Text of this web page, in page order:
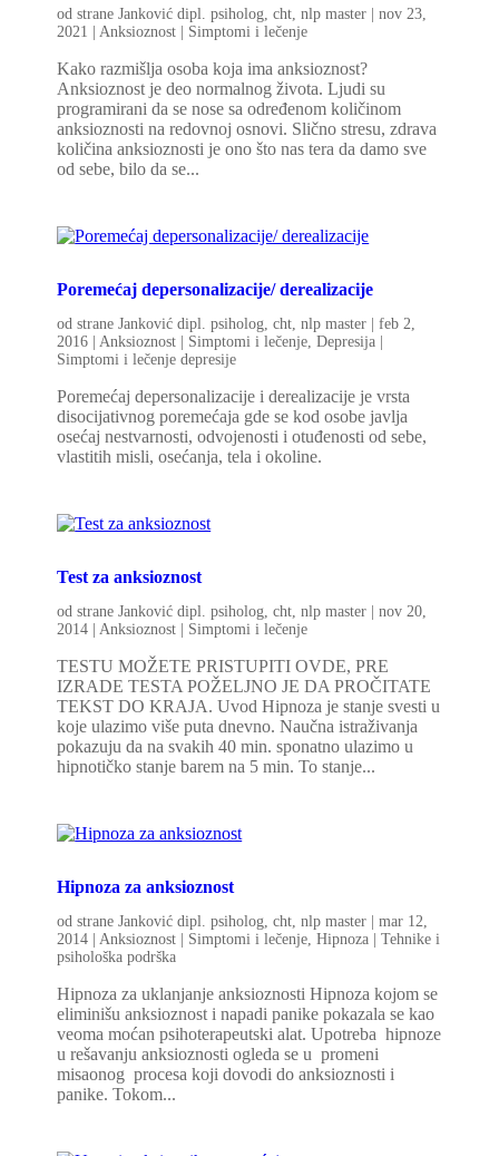
od straneJanković dipl. psiholog, cht, nlp master |nov 23,
2021
Anksioznost | Simptomi i lečenje
Kako razmišlja osoba koja ima anksioznost?
Anksioznost je deo normalnog života. Ljudi su
programirani da se nose sa određenom količinom
anksioznosti na redovnoj osnovi. Slično stresu, zdrava
količina anksioznosti je ono što nas tera da damo sve
od sebe, bilo da se...
Poremećaj depersonalizacije/ derealizacije
od straneJanković dipl. psiholog, cht, nlp master |feb 2,
2016
Anksioznost | Simptomi i lečenje ,Depresija |
Simptomi i lečenje depresije
Poremećaj depersonalizacije i derealizacije je vrsta
disocijativnog poremećaja gde se kod osobe javlja
osećaj nestvarnosti, odvojenosti i otuđenosti od sebe,
vlastitih misli, osećanja, tela i okoline.
Test za anksioznost
od straneJanković dipl. psiholog, cht, nlp master |nov 20,
2014
Anksioznost | Simptomi i lečenje
TESTU MOŽETE PRISTUPITI OVDE, PRE
IZRADE TESTA POŽELJNO JE DA PROČITATE
TEKST DO KRAJA. Uvod Hipnoza je stanje svesti u
koje ulazimo više puta dnevno. Naučna istraživanja
pokazuju da na svakih 40 min. sponatno ulazimo u
hipnotičko stanje barem na 5 min. To stanje...
Hipnoza za anksioznost
od straneJanković dipl. psiholog, cht, nlp master |mar 12,
2014
Anksioznost | Simptomi i lečenje ,Hipnoza | Tehnike i
psihološka podrška
Hipnoza za uklanjanje anksioznosti Hipnoza kojom se
eliminišu anksioznost i napadi panike pokazala se kao
veoma moćan psihoterapeutski alat. Upotreba hipnoze
u rešavanju anksioznosti ogleda se u promeni
misaonog procesa koji dovodi do anksioznosti i
panike. Tokom...